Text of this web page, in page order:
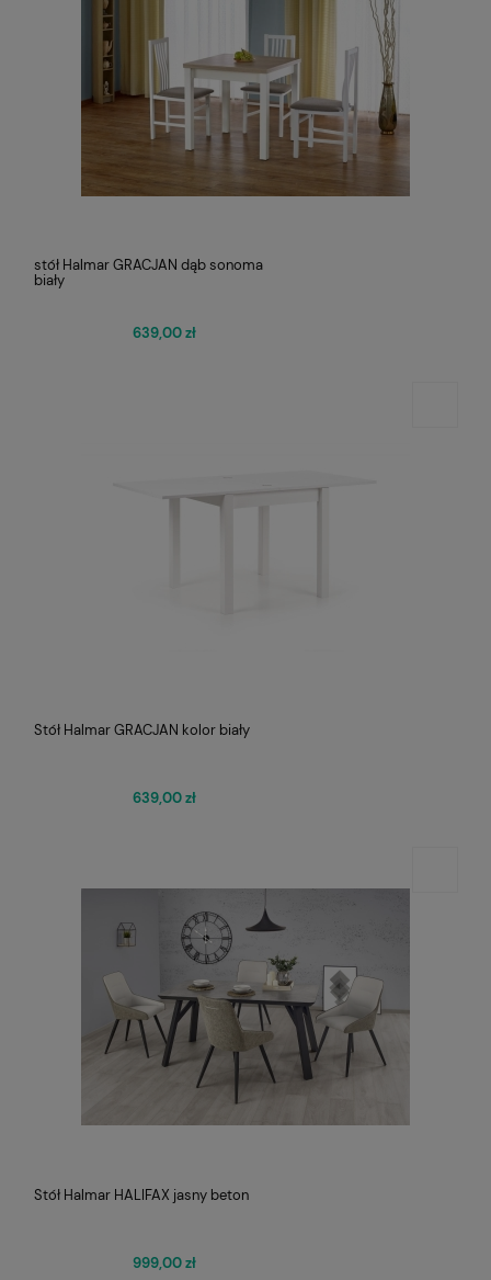
stół Halmar GRACJAN dąb sonoma
biały
639,00 zł
Stół Halmar GRACJAN kolor biały
639,00 zł
Stół Halmar HALIFAX jasny beton
999,00 zł